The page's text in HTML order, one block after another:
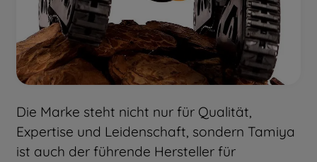
Die Marke steht nicht nur für Qualität,
Expertise und Leidenschaft, sondern Tamiya
ist auch der führende Hersteller für